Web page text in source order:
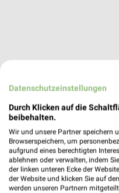
Datenschutzeinstellungen
Durch Klicken auf die
beibehalten.
Wir und unsere Partner speichern
Browserspeichern, um
aufgrund eines berechtigten
ablehnen oder verwalten, indem
der linken unteren Ecke der
der Website und klicken Sie auf
werden unseren Partnern